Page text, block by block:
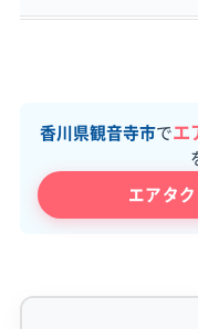
香川県観音寺市でエ
エアタ